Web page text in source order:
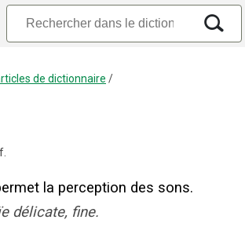
de dictionnaire /
f.
la perception des sons.
délicate, fine.